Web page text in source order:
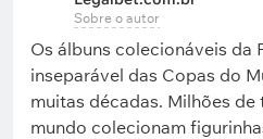
Sobre o autor
Os álbuns colecionáveis da
inseparável das Copas do
muitas décadas. Milhões
mundo colecionam